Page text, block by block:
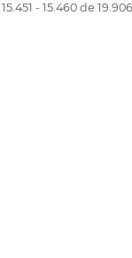
- 15.460 de